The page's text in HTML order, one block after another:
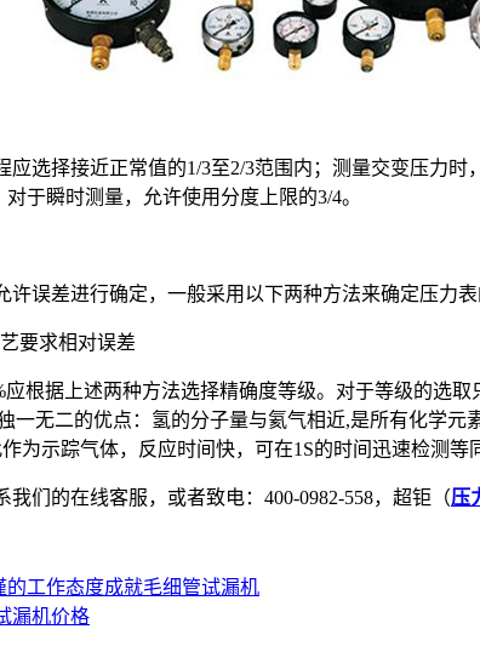
选择接近正常值的1/3至2/3范围内；测量交变压力
于瞬时测量，允许使用分度上限的3/4。
误差进行确定，一般采用以下两种方法来确定压力表
要求相对误差
根据上述两种方法选择精确度等级。对于等级的选
一无二的优点：氢的分子量与氦气相近,是所有化学
为示踪气体，反应时间快，可在1S的时间迅速检测等
们的在线客服，或者致电：400-0982-558，超钜（压
的工作态度成就毛细管试漏机
漏机价格